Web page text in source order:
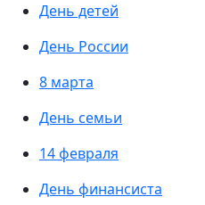
День детей
День России
8 марта
День семьи
14 февраля
День финансиста